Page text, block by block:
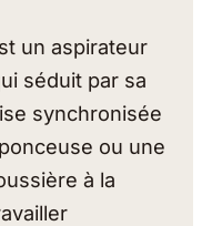
un aspirateur
séduit par sa
synchronisée
ou une
à la